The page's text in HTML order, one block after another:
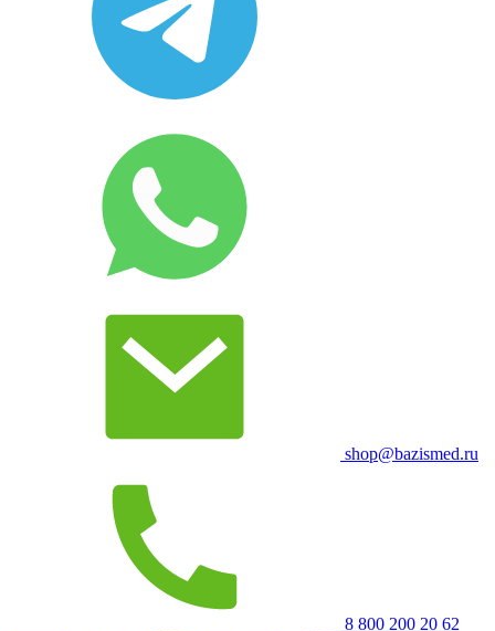
shop@bazismed.ru
8 800 200 20 62